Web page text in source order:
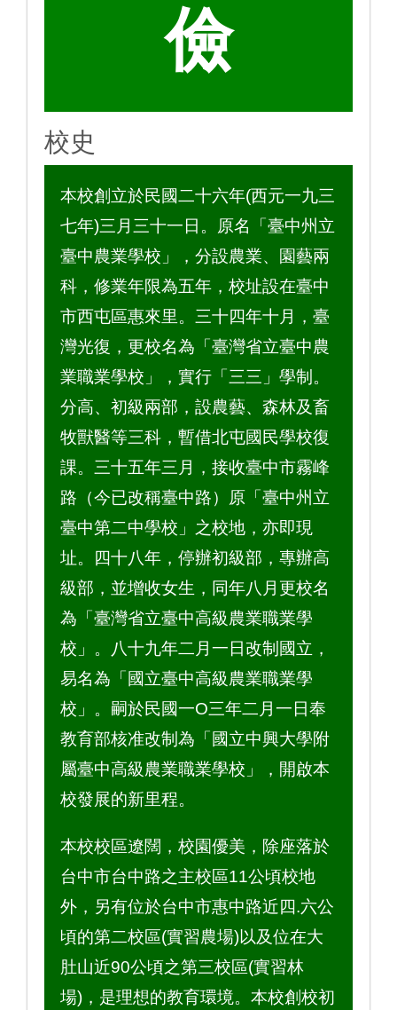
儉
校史
本校創立於民國二十六年(西元一九三
七年)三月三十一日。原名「臺中州立
臺中農業學校」，分設農業、園藝兩
科，修業年限為五年，校址設在臺中
市西屯區惠來里。三十四年十月，臺
灣光復，更校名為「臺灣省立臺中農
業職業學校」，實行「三三」學制。
分高、初級兩部，設農藝、森林及畜
牧獸醫等三科，暫借北屯國民學校復
課。三十五年三月，接收臺中市霧峰
路（今已改稱臺中路）原「臺中州立
臺中第二中學校」之校地，亦即現
址。四十八年，停辦初級部，專辦高
級部，並增收女生，同年八月更校名
為「臺灣省立臺中高級農業職業學
校」。八十九年二月一日改制國立，
易名為「國立臺中高級農業職業學
校」。嗣於民國一O三年二月一日奉
教育部核准改制為「國立中興大學附
屬臺中高級農業職業學校」，開啟本
校發展的新里程。
本校校區遼闊，校園優美，除座落於
台中市台中路之主校區11公頃校地
外，另有位於台中市惠中路近四.六公
頃的第二校區(實習農場)以及位在大
肚山近90公頃之第三校區(實習林
場)，是理想的教育環境。本校創校初